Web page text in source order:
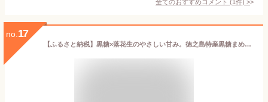
全てのおすすめコメント (1件) >
no. 17
【ふるさと納税】黒糖×落花生のやさしい甘み。徳之島特産黒糖まめ60g×4袋【ポストイン配送】 ( 和菓子 豆菓子 黒糖 黒砂糖 豆 徳之島 奄美 鹿児島 お茶請け )